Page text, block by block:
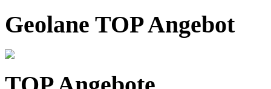
Geolane TOP Angebot